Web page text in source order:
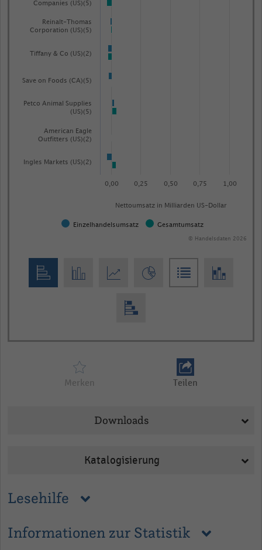
Lesehilfe
Informationen zur Statistik
Nettoumsatz in Milliarden US-Dollar
Einzelhandelsumsatz Gesamtumsatz
Reinalt-Thomas
Corporation (US)(5)
Petco Animal Supplies
(US)(5)
Companies (US)(5)
Tiffany & Co (US)(2)
Save on Foods (CA)(5)
American Eagle
Outfitters (US)(2)
Ingles Markets (US)(2)
0,00 0,25 0,50 0,75 1,00
© Handelsdaten 2026
interactive
Merken Teilen
Downloads
Katalogisierung